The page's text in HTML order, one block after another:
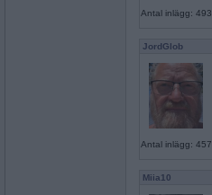
Antal inlägg: 493
JordGlob
Antal inlägg: 457
Miia10